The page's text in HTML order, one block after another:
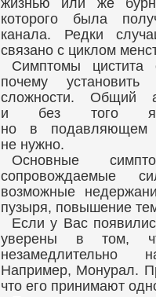
жизнью или же
которого была
канала. Редки
связано с циклом
Симптомы
почему
сложности. Общий
и без того
но в подавляющем
не нужно.
Основные
сопровождаемые
возможные
пузыря, повышение
Если у Вас
уверены в том,
незамедлительно
Например, Монурал.
что его принимают